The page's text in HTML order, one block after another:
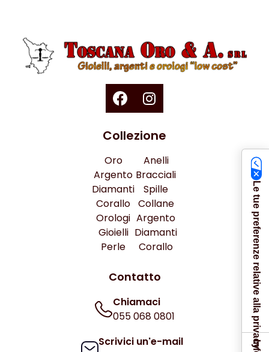
Collezione
Oro
Argento
Diamanti
Corallo
Orologi
Gioielli
Perle
Anelli
Bracciali
Spille
Collane
Argento
Diamanti
Corallo
Contatto
Chiamaci
055 068 0801
Scrivici un'e-mail
Le tue preferenze relative alla privacy